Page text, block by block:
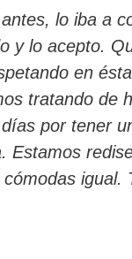
lo iba a
y lo acepto.
en
tratando de
por tener
Estamos
igual.